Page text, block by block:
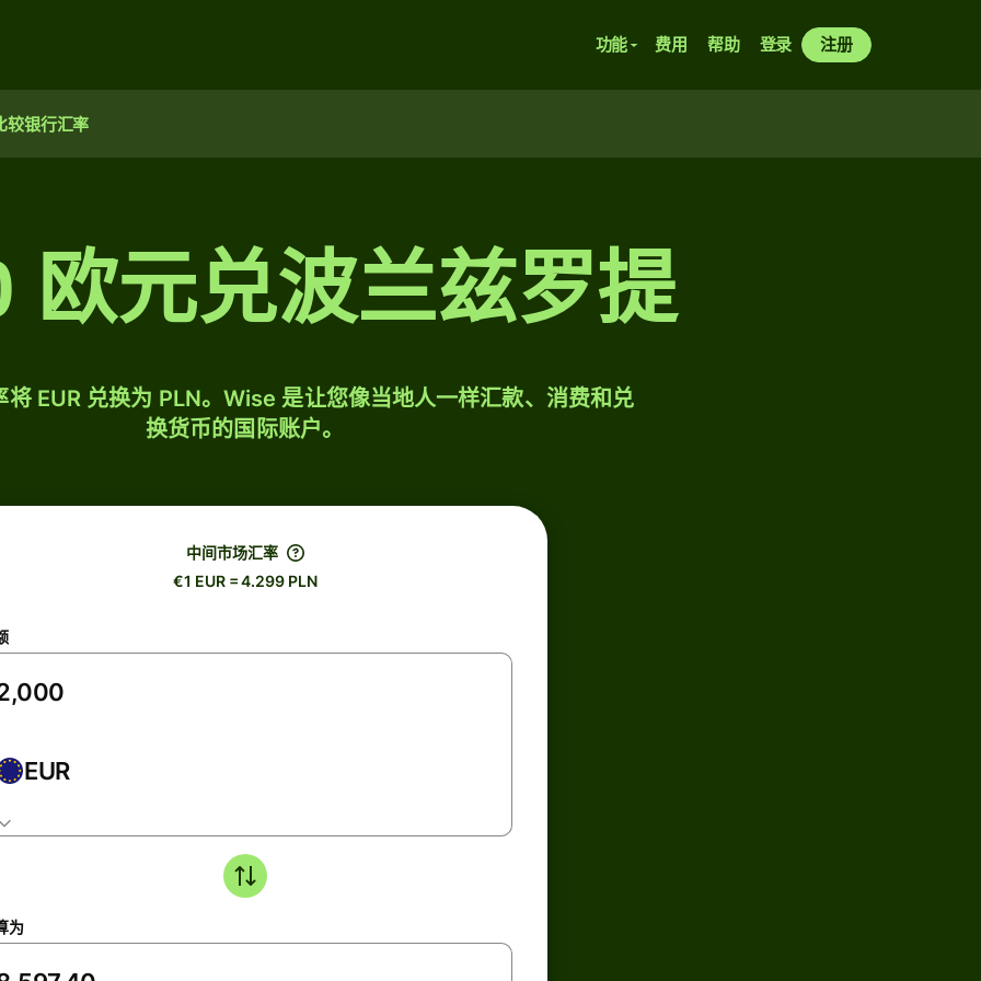
功能 费用 帮助 登录 注册
较银行汇率
欧元兑波兰兹罗提
将 EUR 兑换为 PLN。Wise 是让您像当地人一样汇款、消费和兑
换货币的国际账户。
中间市场汇率
€1 EUR = 4.299 PLN
EUR
为